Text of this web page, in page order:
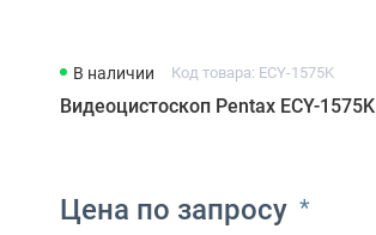
В наличии Код товара: ECY-1575K
Видеоцистоскоп Pentax ECY-1575K
Цена по запросу *